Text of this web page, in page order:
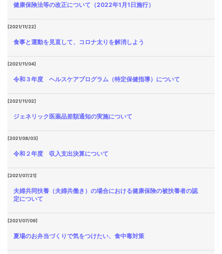
健康保険法等の改正について（2022年1月1日施行）
[2021/11/22]
食事と運動を見直して、コロナ太りを解消しよう
[2021/11/04]
令和３年度 ヘルスケアプログラム（特定保健指導）について
[2021/11/02]
ジェネリック医薬品差額通知の実施について
[2021/08/03]
令和２年度 収入支出決算について
[2021/07/21]
夫婦共同扶養（夫婦共働き）の場合における健康保険の被扶養者の認
定について
[2021/07/09]
夏場のお弁当づくりで気をつけたい、食中毒対策